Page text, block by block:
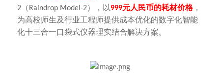
2 （ Raindrop Model-2），以999元人民币的耗材价格，
为高校师生及行业工程师提供成本优化的数字化智能
化十三合一口袋式仪器理实结合解决方案。